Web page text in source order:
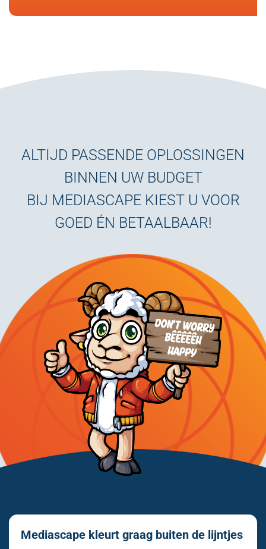
ALTIJD PASSENDE OPLOSSINGEN
BINNEN UW BUDGET
BIJ MEDIASCAPE KIEST U VOOR
GOED ÉN BETAALBAAR!
Mediascape kleurt graag buiten de lijntjes